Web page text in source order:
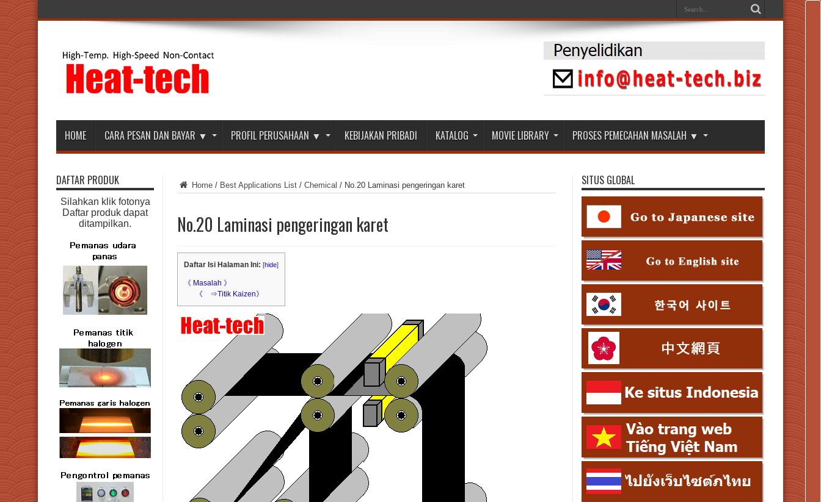
HOME CARA PESAN DAN BAYAR ▼ PROFIL PERUSAHAAN ▼ KEBIJAKAN PRIBADI KATALOG MOVIE LIBRARY PROSES PEMECAHAN MASALAH ▼
Home / Best Applications List / Chemical / No.20 Laminasi pengeringan karet
No.20 Laminasi pengeringan karet
Daftar Isi Halaman Ini: [hide]
《 Masalah 》
《 ⇒Titik Kaizen》
DAFTAR PRODUK
Silahkan klik fotonya
Daftar produk dapat
ditampilkan.
SITUS GLOBAL